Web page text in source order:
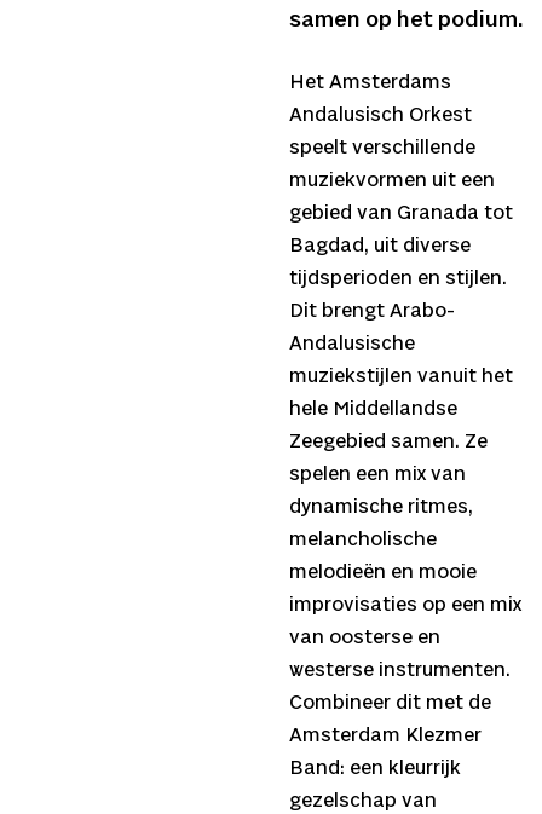
samen op het podium.
Het Amsterdams
Andalusisch Orkest
speelt verschillende
muziekvormen uit een
gebied van Granada tot
Bagdad, uit diverse
tijdsperioden en stijlen.
Dit brengt Arabo-
Andalusische
muziekstijlen vanuit het
hele Middellandse
Zeegebied samen. Ze
spelen een mix van
dynamische ritmes,
melancholische
melodieën en mooie
improvisaties op een mix
van oosterse en
westerse instrumenten.
Combineer dit met de
Amsterdam Klezmer
Band: een kleurrijk
gezelschap van